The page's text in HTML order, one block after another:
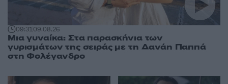
09:3109.08.26
Μια γυναίκα: Στα παρασκήνια των
γυρισμάτων της σειράς με τη Δανάη Παππά
στη Φολέγανδρο